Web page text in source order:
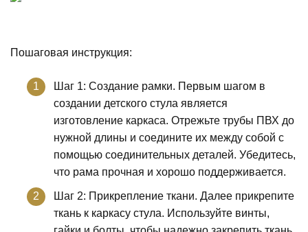
Пошаговая инструкция:
Шаг 1: Создание рамки. Первым шагом в
создании детского стула является
изготовление каркаса. Отрежьте трубы ПВХ до
нужной длины и соедините их между собой с
помощью соединительных деталей. Убедитесь,
что рама прочная и хорошо поддерживается.
Шаг 2: Прикрепление ткани. Далее прикрепите
ткань к каркасу стула. Используйте винты,